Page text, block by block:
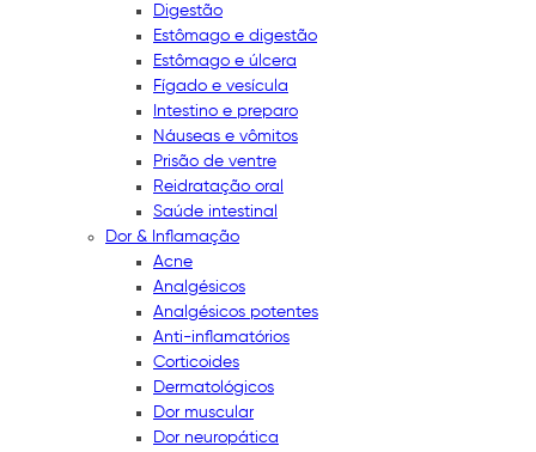
Digestão
Estômago e digestão
Estômago e úlcera
Fígado e vesícula
Intestino e preparo
Náuseas e vômitos
Prisão de ventre
Reidratação oral
Saúde intestinal
Dor & Inflamação
Acne
Analgésicos
Analgésicos potentes
Anti-inflamatórios
Corticoides
Dermatológicos
Dor muscular
Dor neuropática